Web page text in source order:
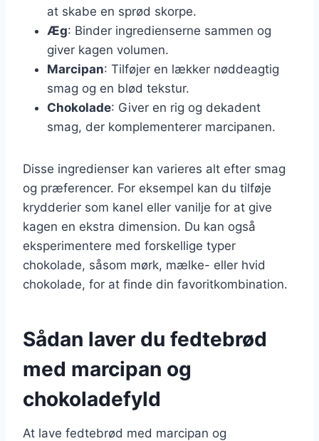
at skabe en sprød skorpe.
Æg: Binder ingredienserne sammen og
giver kagen volumen.
Marcipan: Tilføjer en lækker nøddeagtig
smag og en blød tekstur.
Chokolade: Giver en rig og dekadent
smag, der komplementerer marcipanen.
Disse ingredienser kan varieres alt efter smag
og præferencer. For eksempel kan du tilføje
krydderier som kanel eller vanilje for at give
kagen en ekstra dimension. Du kan også
eksperimentere med forskellige typer
chokolade, såsom mørk, mælke- eller hvid
chokolade, for at finde din favoritkombination.
Sådan laver du fedtebrød
med marcipan og
chokoladefyld
At lave fedtebrød med marcipan og